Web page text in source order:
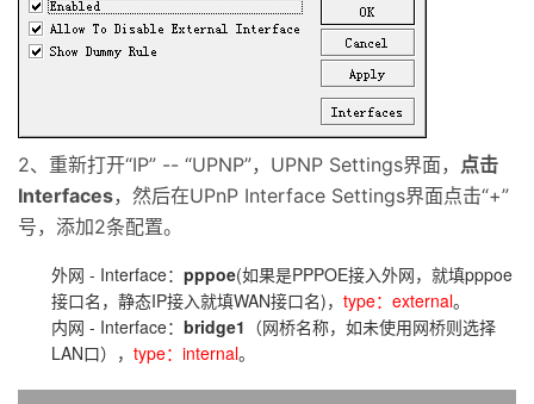
2、重新打开“IP” -- “UPNP”，UPNP Settings界面， 点击
Interfaces，然后在UPnP Interface Settings界面点击“+”
号，添加2条配置。
外网 - Interface： pppoe(如果是PPPOE接入外网，就填pppoe
接口名，静态IP接入就填WAN接口名)， type：external。
内网 - Interface： bridge1 （网桥名称，如未使用网桥则选择
LAN口）， type：internal。